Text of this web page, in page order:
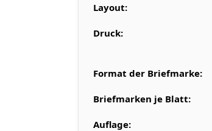
Layout:
Druck:
Format der Briefmarke:
Briefmarken je Blatt:
Auflage: